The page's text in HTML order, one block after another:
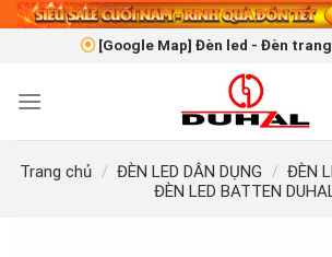
Skip
[Google Map] Đèn led - Đèn trang
Trang chủ / ĐÈN LED DÂN DỤNG / ĐÈN
ĐÈN LED BATTEN